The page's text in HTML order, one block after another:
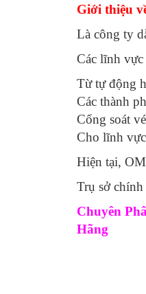
Giới thiệu
Là công ty
Các lĩnh
Từ tự động
Các thành
Cổng soát
Cho lĩnh
Hiện tại,
Trụ sở
Chuyên
Hãng